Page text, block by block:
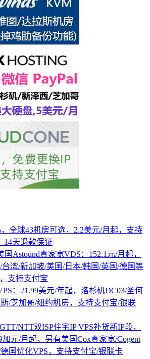
，全球43机房可选，2.2美元/月起，支持
14天退款保证
Astound真家宽VDS：152.1元/月起，
台湾/新加坡/美国/日本/韩国/英国/德国等
支持支付宝
：21.99美元/年起，洛杉矶DC03/圣何
/芝加哥/纽约机房，支持支付宝/银联
NTT双ISP住宅IP VPS补货新IP段，
元/月起，另有美国Cox真家宽/Cogent
国优化VPS，支持支付宝/银联卡